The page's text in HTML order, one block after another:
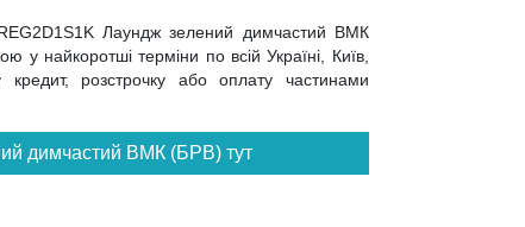
Лаундж зелений димчастий ВМК
найкоротші терміни по всій Україні, Київ,
кредит, розстрочку або оплату частинами
димчастий ВМК (БРВ) тут